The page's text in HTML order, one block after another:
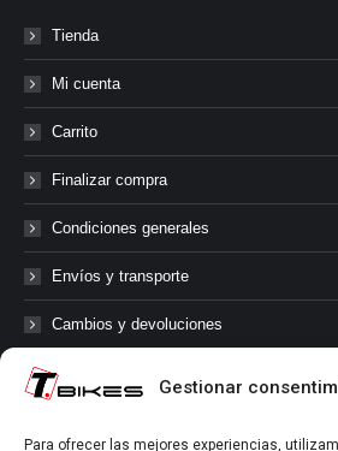
Gestionar
Para ofrecer las mejores experiencias,
Tienda
Mi cuenta
Carrito
Finalizar compra
Condiciones generales
Envíos y transporte
Cambios y devoluciones
@tbikes.cat #tbikes